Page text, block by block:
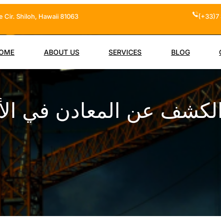
Cir. Shiloh, Hawaii 81063 (+33)7
ABOUT US SERVICES BLOG
عن المعادن في